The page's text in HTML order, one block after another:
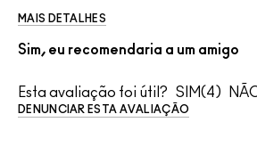
MAIS DETALHES
Sim, eu recomendaria a um amigo
Esta avaliação foi útil? 4
DENUNCIAR ESTA AVALIAÇÃO